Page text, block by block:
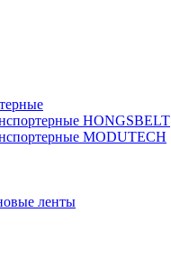
HONGSBELT
MODUTECH
ленты